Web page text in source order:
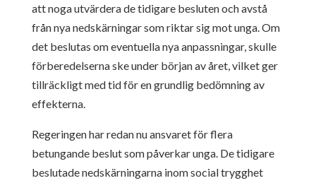
att noga utvärdera de tidigare besluten och avstå
från nya nedskärningar som riktar sig mot unga. Om
det beslutas om eventuella nya anpassningar, skulle
förberedelserna ske under början av året, vilket ger
tillräckligt med tid för en grundlig bedömning av
effekterna.
Regeringen har redan nu ansvaret för flera
betungande beslut som påverkar unga. De tidigare
beslutade nedskärningarna inom social trygghet